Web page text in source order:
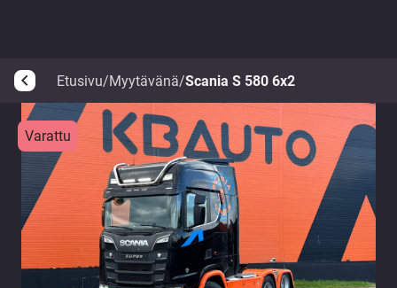
arrow_back_ios Etusivu/Myytävänä/Scania S 580 6x2
Varattu